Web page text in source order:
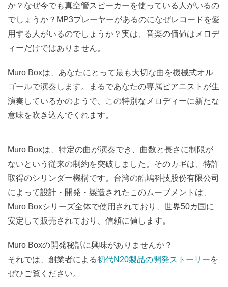
か？なぜ今でも真空管スピーカーを使っている人がいるの
でしょうか？MP3プレーヤーがあるのになぜレコードを愛
用する人がいるのでしょうか？実は、音楽の価値はメロデ
ィーだけではありません。
Muro Boxは、あなたにとって最も大切な曲を機械式オル
ゴールで演奏します。まるであなたの専属ピアニストが生
演奏しているかのようで、この特別なメロディーに新たな
意味を吹き込んでくれます。
Muro Boxは、特定の曲が演奏でき、曲数と長さに制限が
ないという従来の制約を突破しました。そのカギは、特許
取得のシリンダー機構です。台湾の酷鳩科技股份有限公司
によって設計・開発・製造されたこのムーブメントは、
Muro Boxシリーズ全体で使用されており、世界50カ国に
安定して販売されており、信頼に値します。
Muro Boxの開発秘話に興味がありませんか？
それでは、創業者による初代N20製品の開発ストーリーを
ぜひご覧ください。